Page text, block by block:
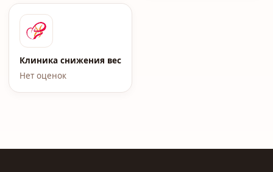
Клиника снижения веса Елены Малышевой
Нет оценок